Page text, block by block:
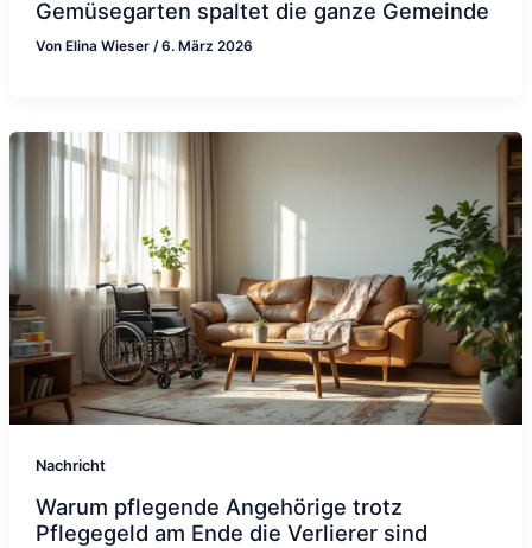
Gemüsegarten spaltet die ganze Gemeinde
Von Elina Wieser /6. März 2026
Nachricht
Warum pflegende Angehörige trotz
Pflegegeld am Ende die Verlierer sind